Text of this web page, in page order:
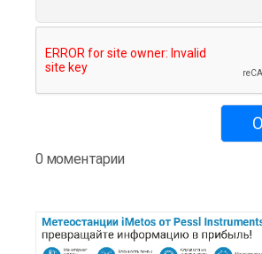
0 моментарии